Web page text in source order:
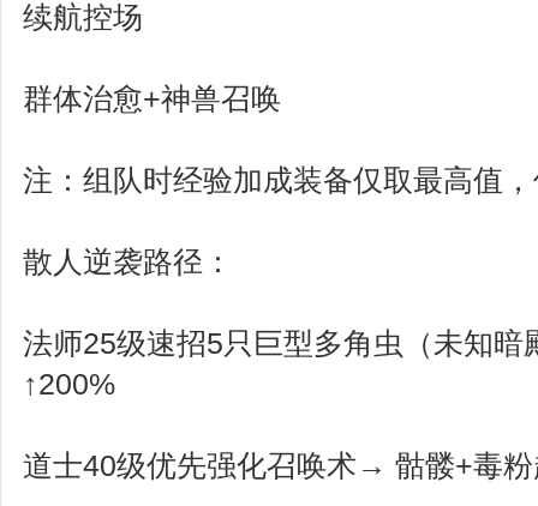
续航控场
群体治愈+神兽召唤
注：组队时经验加成装备仅取最高值
散人逆袭路径：
法师25级速招5只巨型多角虫（未知
↑200%
道士40级优先强化召唤术→ 骷髅+毒